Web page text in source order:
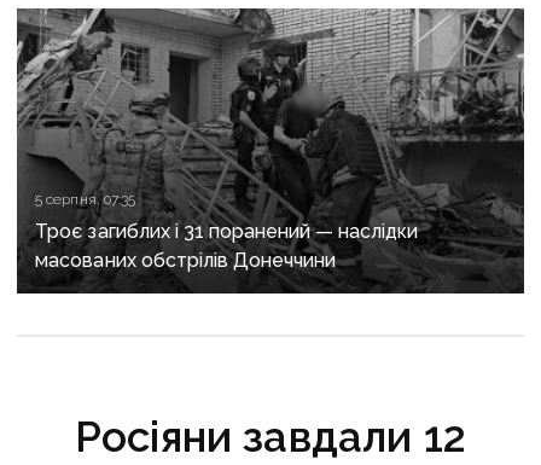
5 серпня, 07:35
Троє загиблих і 31 поранений — наслідки
масованих обстрілів Донеччини
Росіяни завдали 12